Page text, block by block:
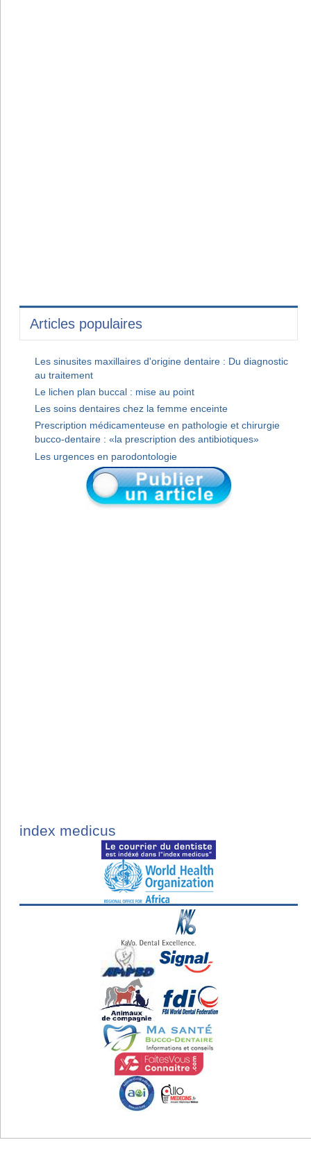
Articles populaires
Les sinusites maxillaires d'origine dentaire : Du diagnostic
au traitement
Le lichen plan buccal : mise au point
Les soins dentaires chez la femme enceinte
Prescription médicamenteuse en pathologie et chirurgie
bucco-dentaire : «la prescription des antibiotiques»
Les urgences en parodontologie
index medicus